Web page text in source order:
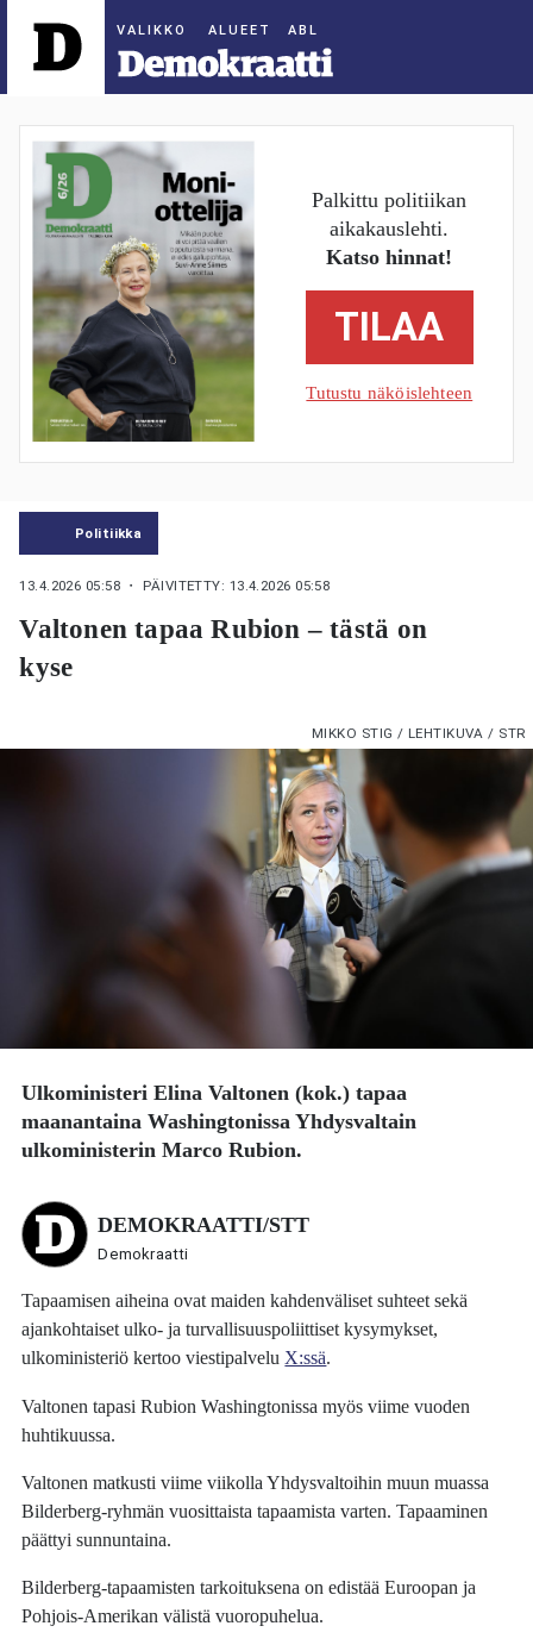
ALUEET
Palkittu politiikan
aikakauslehti.
Katso hinnat!
TILAA
Tutustu näköislehteen
Politiikka
13.4.2026 05:58 ・ PÄIVITETTY: 13.4.2026 05:58
Valtonen tapaa Rubion – tästä on
kyse
MIKKO STIG / LEHTIKUVA / STR
UlkoministeriElina Valtonen (kok.) tapaa
maanantaina Washingtonissa Yhdysvaltain
ulkoministerinMarco Rubion.
DEMOKRAATTI/STT
Demokraatti
Tapaamisen aiheina ovat maiden kahdenväliset suhteet sekä
ajankohtaiset ulko- ja turvallisuuspoliittiset kysymykset,
ulkoministeriö kertoo viestipalveluX:ssä.
Valtonen tapasi Rubion Washingtonissa myös viime vuoden
huhtikuussa.
Valtonen matkusti viime viikolla Yhdysvaltoihin muun muassa
Bilderberg-ryhmän vuosittaista tapaamista varten. Tapaaminen
päättyi sunnuntaina.
Bilderberg-tapaamisten tarkoituksena on edistää Euroopan ja
Pohjois-Amerikan välistä vuoropuhelua.